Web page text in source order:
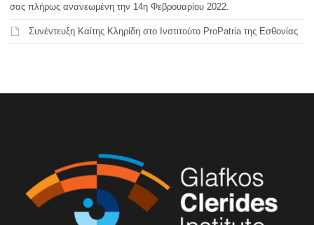
σας πλήρως ανανεωμένη την 14η Φεβρουαρίου 2022.
Συνέντευξη Καίτης Κληρίδη στο Ινστιτούτο ProPatria της Εσθονίας